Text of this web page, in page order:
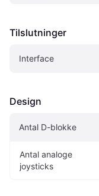
Tilslutninger
Interface
Design
Antal D-blokke
Antal analoge
joysticks